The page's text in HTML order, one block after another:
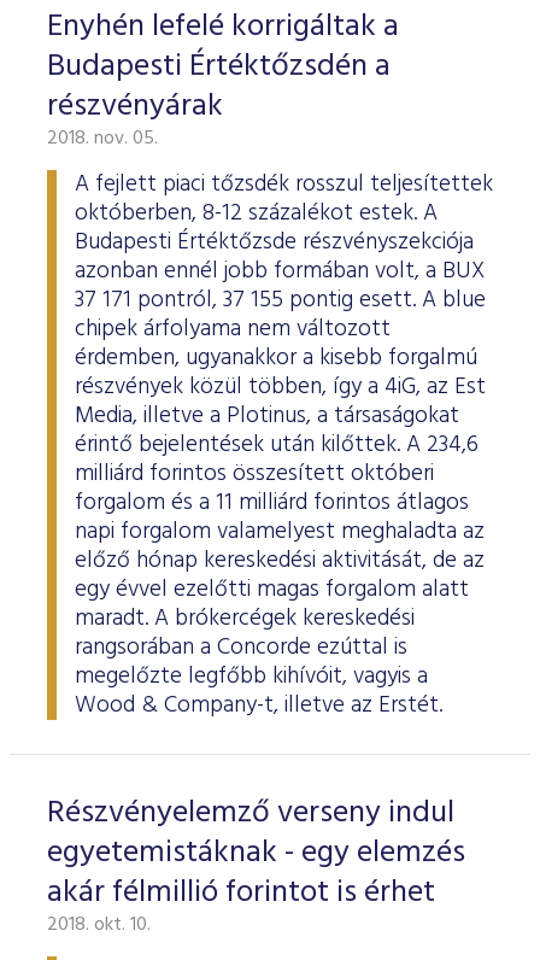
Enyhén lefelé korrigáltak a
Budapesti Értéktőzsdén a
részvényárak
2018. nov. 05.
A fejlett piaci tőzsdék rosszul teljesítettek
októberben, 8-12 százalékot estek. A
Budapesti Értéktőzsde részvényszekciója
azonban ennél jobb formában volt, a BUX
37 171 pontról, 37 155 pontig esett. A blue
chipek árfolyama nem változott
érdemben, ugyanakkor a kisebb forgalmú
részvények közül többen, így a 4iG, az Est
Media, illetve a Plotinus, a társaságokat
érintő bejelentések után kilőttek. A 234,6
milliárd forintos összesített októberi
forgalom és a 11 milliárd forintos átlagos
napi forgalom valamelyest meghaladta az
előző hónap kereskedési aktivitását, de az
egy évvel ezelőtti magas forgalom alatt
maradt. A brókercégek kereskedési
rangsorában a Concorde ezúttal is
megelőzte legfőbb kihívóit, vagyis a
Wood & Company-t, illetve az Erstét.
Részvényelemző verseny indul
egyetemistáknak - egy elemzés
akár félmillió forintot is érhet
2018. okt. 10.